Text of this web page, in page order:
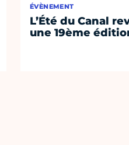
ÉVÈNEMENT
L’Été du Canal
une 19ème